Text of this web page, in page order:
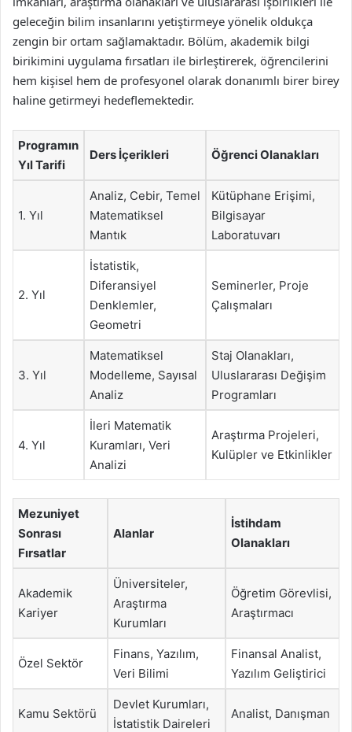
geleceğin bilim insanlarını yetiştirmeye yönelik oldukça
zengin bir ortam sağlamaktadır. Bölüm, akademik bilgi
birikimini uygulama fırsatları ile birleştirerek, öğrencilerini
hem kişisel hem de profesyonel olarak donanımlı birer birey
haline getirmeyi hedeflemektedir.
Programın
Yıl Tarifi
Ders İçerikleri Öğrenci Olanakları
1. Yıl
Analiz, Cebir, Temel
Matematiksel
Mantık
Kütüphane Erişimi,
Bilgisayar
Laboratuvarı
2. Yıl
İstatistik,
Diferansiyel
Denklemler,
Geometri
Seminerler, Proje
Çalışmaları
3. Yıl
Matematiksel
Modelleme, Sayısal
Analiz
Staj Olanakları,
Uluslararası Değişim
Programları
4. Yıl
İleri Matematik
Kuramları, Veri
Analizi
Araştırma Projeleri,
Kulüpler ve Etkinlikler
Mezuniyet
Sonrası
Fırsatlar
Alanlar
İstihdam
Olanakları
Akademik
Kariyer
Üniversiteler,
Araştırma
Kurumları
Öğretim Görevlisi,
Araştırmacı
Özel Sektör
Finans, Yazılım,
Veri Bilimi
Finansal Analist,
Yazılım Geliştirici
Kamu Sektörü
Devlet Kurumları,
İstatistik Daireleri
Analist, Danışman